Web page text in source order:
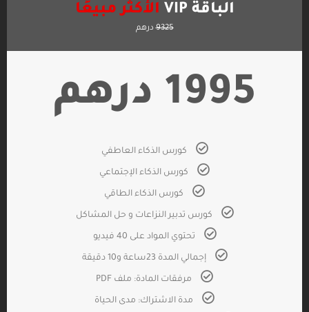
الباقة VIP الأكثر مبيعًا
9325درهم
1995 درهم
كورس الذكاء العاطفي
كورس الذكاء الإجتماعي
كورس الذكاء الطاقي
كورس تدبير النزاعات و حل المشاكل
تحتوي المواد على 40 فيديو
إجمالي المدة 23ساعة و10 دقيقة
مرفقات المادة: ملف PDF
مدة الاشتراك: مدى الحياة